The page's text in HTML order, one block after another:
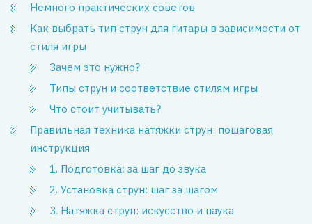
Немного практических советов
Как выбрать тип струн для гитары в зависимости от
стиля игры
Зачем это нужно?
Типы струн и соответствие стилям игры
Что стоит учитывать?
Правильная техника натяжки струн: пошаговая
инструкция
1. Подготовка: за шаг до звука
2. Установка струн: шаг за шагом
3. Натяжка струн: искусство и наука